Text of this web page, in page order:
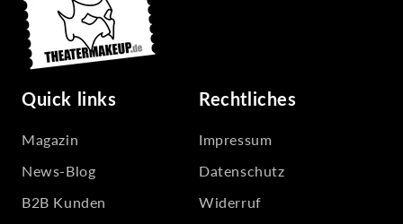
Quick links
Magazin
News-Blog
B2B Kunden
Rechtliches
Impressum
Datenschutz
Widerruf